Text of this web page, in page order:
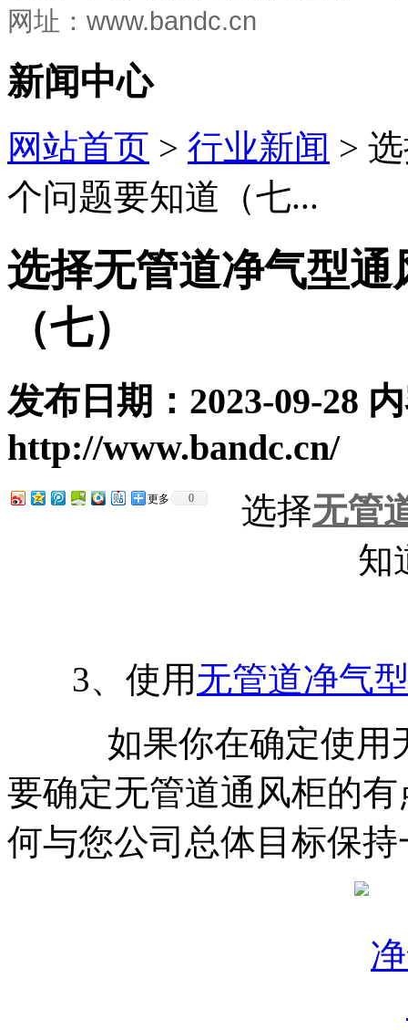
网址：www.bandc.cn
新闻中心
网站首页 > 行业新闻 >
个问题要知道（七...
选择无管道净气型
（七）
发布日期：2023-09-28
http://www.bandc.cn/
更多 0 选择无管
知
3、使用 无管道净气
如果你在确定使用
要确定无管道通风柜的
何与您公司总体目标保